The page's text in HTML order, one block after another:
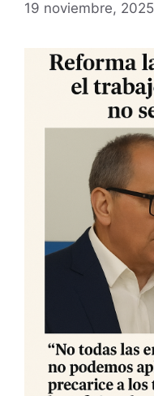
19 noviembre, 2025